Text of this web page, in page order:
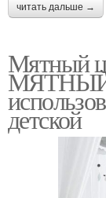
читать дальше →
Мятный
МЯТНЫЙ:
детской